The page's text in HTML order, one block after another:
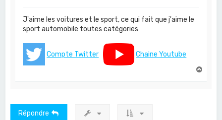
J'aime les voitures et le sport, ce qui fait que j'aime le
sport automobile toutes catégories
Compte Twitter
Chaine Youtube
Répondre